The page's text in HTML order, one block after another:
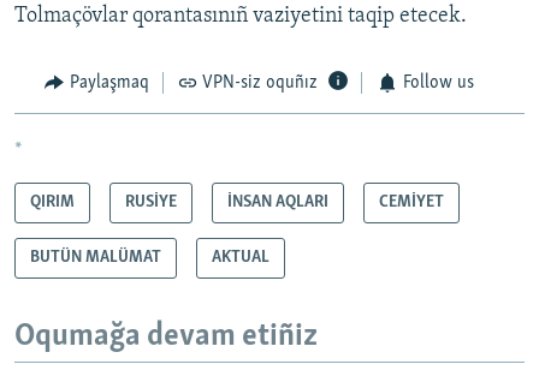
Tolmaçövlar qorantasınıñ vaziyetini taqip etecek.
Paylaşmaq VPN-siz oquñız Follow us
*
QIRIM RUSİYE İNSAN AQLARI CEMİYET
BUTÜN MALÜMAT AKTUAL
Oqumağa devam etiñiz